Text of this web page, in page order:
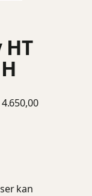
kan